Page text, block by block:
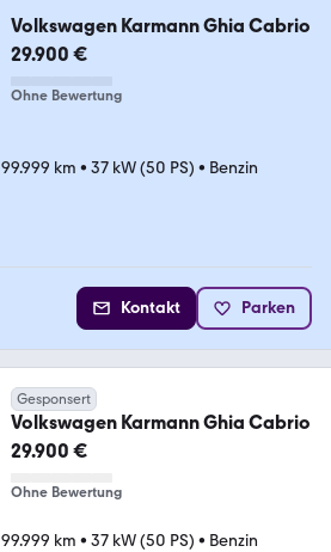
Volkswagen Karmann Ghia Cabrio
29.900 €
Ohne Bewertung
99.999 km • 37 kW (50 PS) • Benzin
Kontakt Parken
Gesponsert
Volkswagen Karmann Ghia Cabrio
29.900 €
Ohne Bewertung
99.999 km • 37 kW (50 PS) • Benzin